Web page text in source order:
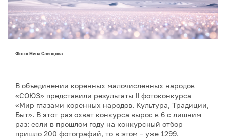
Фото: Нина Слепцова
В объединении коренных малочисленных народов
«СОЮЗ» представили результаты II фотоконкурса
«Мир глазами коренных народов. Культура, Традиции,
Быт». В этот раз охват конкурса вырос в 6 с лишним
раз: если в прошлом году на конкурсный отбор
пришло 200 фотографий, то в этом – уже 1299.